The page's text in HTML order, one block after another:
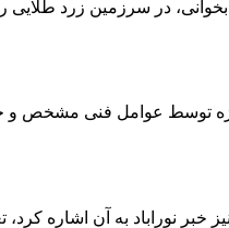
سال ۹۸ که چندی پیش نیز خبر